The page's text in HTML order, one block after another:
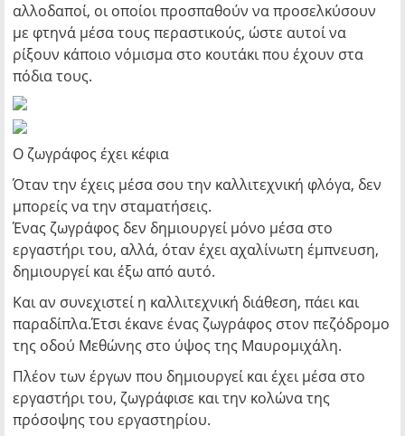
αλλοδαποί, οι οποίοι προσπαθούν να προσελκύσουν
με φτηνά μέσα τους περαστικούς, ώστε αυτοί να
ρίξουν κάποιο νόμισμα στο κουτάκι που έχουν στα
πόδια τους.
Ο ζωγράφος έχει κέφια
Όταν την έχεις μέσα σου την καλλιτεχνική φλόγα, δεν
μπορείς να την σταματήσεις.
Ένας ζωγράφος δεν δημιουργεί μόνο μέσα στο
εργαστήρι του, αλλά, όταν έχει αχαλίνωτη έμπνευση,
δημιουργεί και έξω από αυτό.
Και αν συνεχιστεί η καλλιτεχνική διάθεση, πάει και
παραδίπλα.Έτσι έκανε ένας ζωγράφος στον πεζόδρομο
της οδού Μεθώνης στο ύψος της Μαυρομιχάλη.
Πλέον των έργων που δημιουργεί και έχει μέσα στο
εργαστήρι του, ζωγράφισε και την κολώνα της
πρόσοψης του εργαστηρίου.